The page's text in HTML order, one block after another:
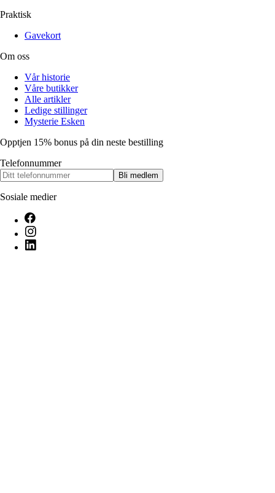
Praktisk
Gavekort
Om oss
Vår historie
Våre butikker
Alle artikler
Ledige stillinger
Mysterie Esken
Opptjen 15% bonus på din neste bestilling
Telefonnummer
Bli medlem
Sosiale medier